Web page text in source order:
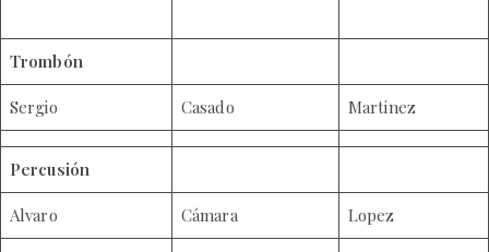
Trombón
Sergio Casado Martinez
Percusión
Alvaro Cámara Lopez